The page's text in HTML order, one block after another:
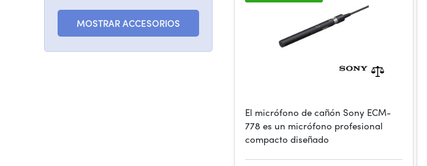
MOSTRAR ACCESORIOS
El micrófono de cañón Sony ECM-
778 es un micrófono profesional
compacto diseñado